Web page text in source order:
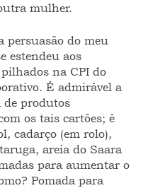
mulher.
persuasão do meu
estendeu aos
na CPI do
É admirável a
produtos
os tais cartões; é
cadarço (em rolo),
areia do Saara
para aumentar o
Pomada para